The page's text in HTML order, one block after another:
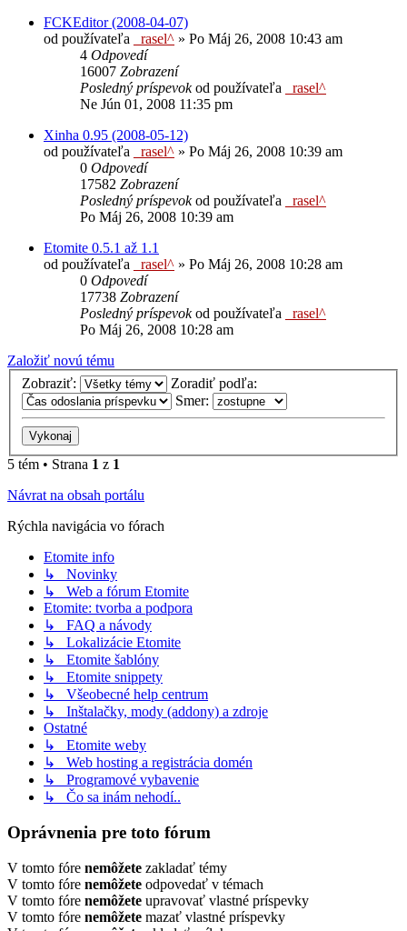
FCKEditor (2008-04-07)
od používateľa
_rasel^ » Po Máj 26, 2008 10:43 am
4 Odpovedí
16007 Zobrazení
Posledný príspevokod používateľa
_rasel^
Ne Jún 01, 2008 11:35 pm
Xinha 0.95 (2008-05-12)
od používateľa
_rasel^ » Po Máj 26, 2008 10:39 am
0 Odpovedí
17582 Zobrazení
Posledný príspevokod používateľa
_rasel^
Po Máj 26, 2008 10:39 am
Etomite 0.5.1 až 1.1
od používateľa
_rasel^ » Po Máj 26, 2008 10:28 am
0 Odpovedí
17738 Zobrazení
Posledný príspevokod používateľa
_rasel^
Po Máj 26, 2008 10:28 am
Založiť novú tému
Zobraziť:
Zoradiť podľa:
Smer:
5 tém • Strana 1 z 1
Návrat na obsah portálu
Rýchla navigácia vo fórach
Etomite info
↳ Novinky
↳ Web a fórum Etomite
Etomite: tvorba a podpora
↳ FAQ a návody
↳ Lokalizácie Etomite
↳ Etomite šablóny
↳ Etomite snippety
↳ Všeobecné help centrum
↳ Inštalačky, mody (addony) a zdroje
Ostatné
↳ Etomite weby
↳ Web hosting a registrácia domén
↳ Programové vybavenie
↳ Čo sa inám nehodí..
Oprávnenia pre toto fórum
V tomto fóre nemôžete zakladať témy
V tomto fóre nemôžete odpovedať v témach
V tomto fóre nemôžete upravovať vlastné príspevky
V tomto fóre nemôžete mazať vlastné príspevky